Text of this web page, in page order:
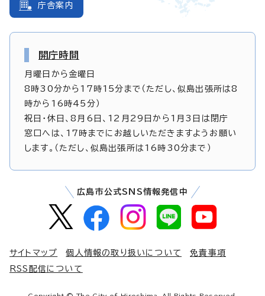
庁舎案内
開庁時間
月曜日から金曜日
8時30分から17時15分まで（ただし、似島出張所は8
時から16時45分）
祝日・休日、8月6日、12月29日から1月3日は閉庁
窓口へは、17時までにお越しいただきますようお願い
します。（ただし、似島出張所は16時30分まで）
広島市公式SNS情報発信中
サイトマップ 個人情報の取り扱いについて
免責事項
RSS配信について